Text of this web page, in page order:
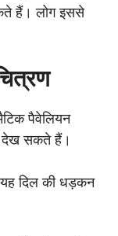
हैं। लोग इससे
पैवेलियन
देख सकते हैं।
यह दिल की धड़कन